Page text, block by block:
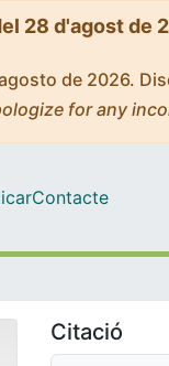
28 d'agost de
de 2026.
for any
Contacte
Citació